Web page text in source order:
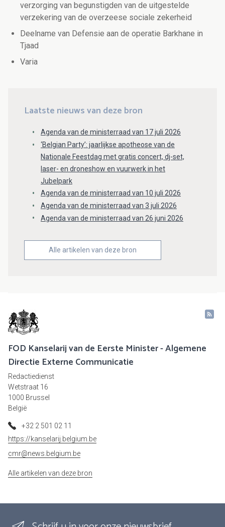
verzorging van begunstigden van de uitgestelde
verzekering van de overzeese sociale zekerheid
Deelname van Defensie aan de operatie Barkhane in
Tjaad
Varia
Laatste nieuws van deze bron
Agenda van de ministerraad van 17 juli 2026
‘Belgian Party’: jaarlijkse apotheose van de
Nationale Feestdag met gratis concert, dj-set,
laser- en droneshow en vuurwerk in het
Jubelpark
Agenda van de ministerraad van 10 juli 2026
Agenda van de ministerraad van 3 juli 2026
Agenda van de ministerraad van 26 juni 2026
Alle artikelen van deze bron
FOD Kanselarij van de Eerste Minister - Algemene
Directie Externe Communicatie
Redactiedienst
Wetstraat 16
1000 Brussel
België
+32 2 501 02 11
https://kanselarij.belgium.be
cmr@news.belgium.be
Alle artikelen van deze bron